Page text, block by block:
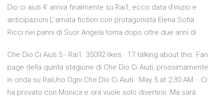
Dio ci aiuti 4’ arriva finalmente su Rai1, ecco data d’inizio e
anticipazioni L’amata fiction con protagonista Elena Sofia
Ricci nei panni di Suor Angela torna dopo oltre due anni di
Che Dio Ci Aiuti 5 - Rai1. 35092 likes · 17 talking about this. Fan
page della quinta stagione di Che Dio Ci Aiuti, prossimamente
in onda su RaiUno Ogni Che Dio Ci Aiuti · May 5 at 2:30 AM ·. Ci
ha provato con Monica e ora vuole solo divertirsi. Ma sarà